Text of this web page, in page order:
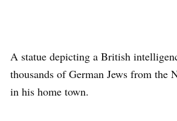
A statue depicting a British
thousands of German Jews from the
in his home town.